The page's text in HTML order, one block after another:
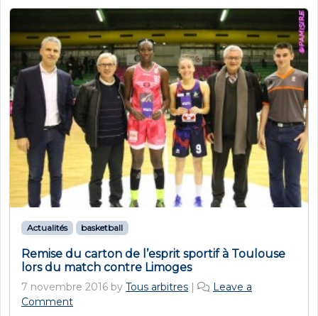
Actualités basketball
Remise du carton de l’esprit sportif à Toulouse
lors du match contre Limoges
7 novembre 2016 by Tous arbitres |
Leave a
Comment